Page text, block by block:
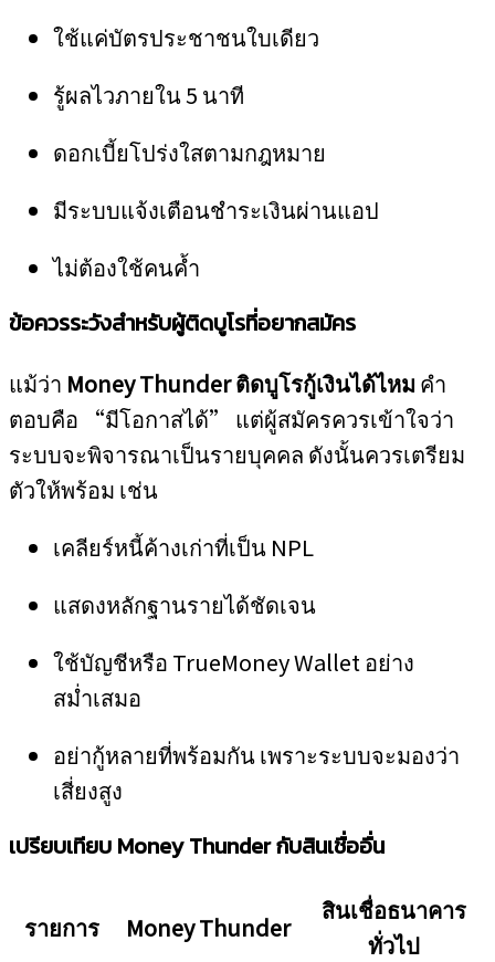
ใช้แค่บัตรประชาชนใบเดียว
รู้ผลไวภายใน 5 นาที
ดอกเบี้ยโปร่งใสตามกฎหมาย
มีระบบแจ้งเตือนชำระเงินผ่านแอป
ไม่ต้องใช้คนค้ำ
ข้อควรระวังสำหรับผู้ติดบูโรที่อยากสมัคร
แม้ว่า Money Thunder ติดบูโรกู้เงินได้ไหม คำ
ตอบคือ “มีโอกาสได้” แต่ผู้สมัครควรเข้าใจว่า
ระบบจะพิจารณาเป็นรายบุคคล ดังนั้นควรเตรียม
ตัวให้พร้อม เช่น
เคลียร์หนี้ค้างเก่าที่เป็น NPL
แสดงหลักฐานรายได้ชัดเจน
ใช้บัญชีหรือ TrueMoney Wallet อย่าง
สม่ำเสมอ
อย่ากู้หลายที่พร้อมกัน เพราะระบบจะมองว่า
เสี่ยงสูง
เปรียบเทียบ Money Thunder กับสินเชื่ออื่น
รายการ Money Thunder
สินเชื่อธนาคาร
ทั่วไป